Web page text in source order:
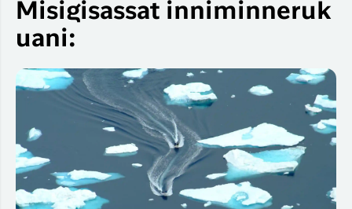
Misigisassat inniminneruk
uani: